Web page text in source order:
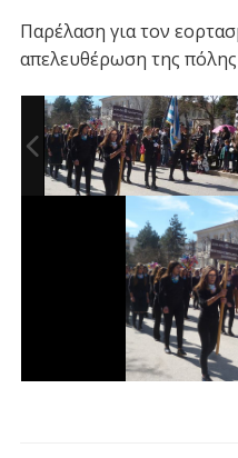
Παρέλαση για τον
απελευθέρωση της